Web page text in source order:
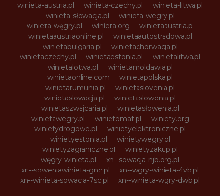
winieta-austria.pl
winieta-czechy.pl
winieta-litwa.pl
winieta-słowacja.pl
winieta-wegry.pl
winieta-węgry.pl
winieta.org
winietaaustria.pl
winietaaustriaonline.pl
winietaautostradowa.pl
winietabulgaria.pl
winietachorwacja.pl
winietaczechy.pl
winietaestonia.pl
winietalitwa.pl
winietalotwa.pl
winietamoldawia.pl
winietaonline.com
winietapolska.pl
winietarumunia.pl
winietaslovenia.pl
winietaslowacja.pl
winietaslowenia.pl
winietaszwajcaria.pl
winietasłowenia.pl
winietawegry.pl
winietomat.pl
winiety.org
winietydrogowe.pl
winietyelektroniczne.pl
winietyestonia.pl
winietywegry.pl
winietyzagraniczne.pl
winietyzakup.pl
węgry-winieta.pl
xn--sowacja-njb.org.pl
xn--soweniawinieta-gnc.pl
xn--wgry-winieta-4vb.pl
xn--winieta-sowacja-7sc.pl
xn--winieta-wgry-dwb.pl